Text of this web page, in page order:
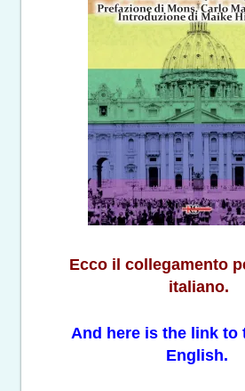
Ecco il collegamento
italiano.
And here is the link to
English.